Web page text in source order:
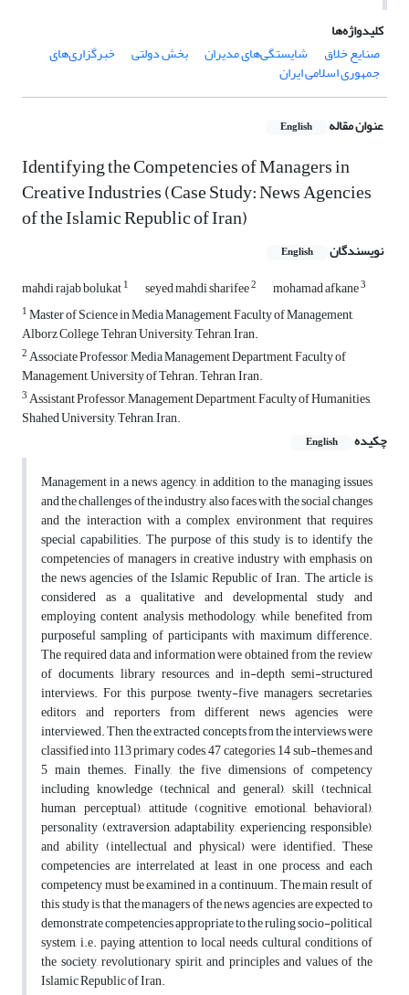
کلیدواژه‌ها
صنایع خلاق
شایستگی‌های مدیران بخش دولتی خبرگزاری‌های
جمهوری اسلامی ایران
عنوان مقاله English
Identifying the Competencies of Managers in
Creative Industries (Case Study: News Agencies
of the Islamic Republic of Iran)
نویسندگان English
mahdi rajab bolukat1 seyed mahdi sharifee2 mohamad afkane3
1Master of Science in Media Management, Faculty of Management,
Alborz College, Tehran University, Tehran, Iran.
2Associate Professor, Media Management Department, Faculty of
Management, University of Tehran. Tehran, Iran.
3Assistant Professor, Management Department, Faculty of Humanities,
Shahed University, Tehran, Iran.
چکیده
English
Management in a news agency, in addition to the managing issues
and the challenges of the industry, also faces with the social changes
and the interaction with a complex environment that requires
special capabilities. The purpose of this study is to identify the
competencies of managers in creative industry with emphasis on
the news agencies of the Islamic Republic of Iran. The article is
considered as a qualitative and developmental study and
employing content analysis methodology, while benefited from
purposeful sampling of participants with maximum difference.
The required data and information were obtained from the review
of documents, library resources, and in-depth semi-structured
interviews. For this purpose, twenty-five managers, secretaries,
editors and reporters from different news agencies were
interviewed. Then, the extracted concepts from the interviews were
classified into 113 primary codes, 47 categories, 14 sub-themes and
5 main themes. Finally, the five dimensions of competency
including knowledge (technical and general), skill (technical,
human, perceptual), attitude (cognitive, emotional, behavioral),
personality (extraversion, adaptability, experiencing, responsible),
and ability (intellectual and physical) were identified. These
competencies are interrelated at least in one process, and each
competency must be examined in a continuum. The main result of
this study is that the managers of the news agencies are expected to
demonstrate competencies appropriate to the ruling socio-political
system, i.e. paying attention to local needs, cultural conditions of
the society, revolutionary spirit, and principles and values of the
Islamic Republic of Iran.